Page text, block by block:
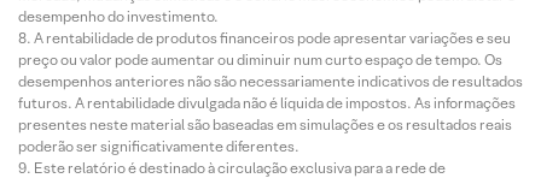
desempenho do investimento.
A rentabilidade de produtos financeiros pode apresentar variações e seu
preço ou valor pode aumentar ou diminuir num curto espaço de tempo. Os
desempenhos anteriores não são necessariamente indicativos de resultados
futuros. A rentabilidade divulgada não é líquida de impostos. As informações
presentes neste material são baseadas em simulações e os resultados reais
poderão ser significativamente diferentes.
Este relatório é destinado à circulação exclusiva para a rede de